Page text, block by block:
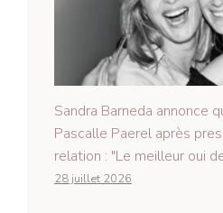
Sandra Barneda annonce
Pascalle Paerel après
relation : "Le meilleur oui
28 juillet 2026